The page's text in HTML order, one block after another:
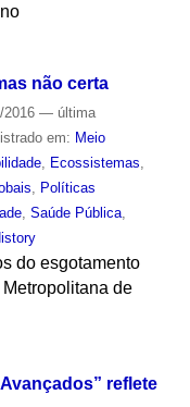
não certa
— última
em: Meio
, Ecossistemas
Políticas
, Saúde Pública,
do esgotamento
de
reflete